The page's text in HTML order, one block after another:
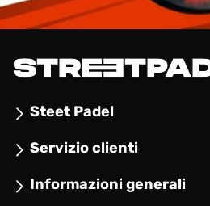
Steet Padel
Servizio clienti
Informazioni generali